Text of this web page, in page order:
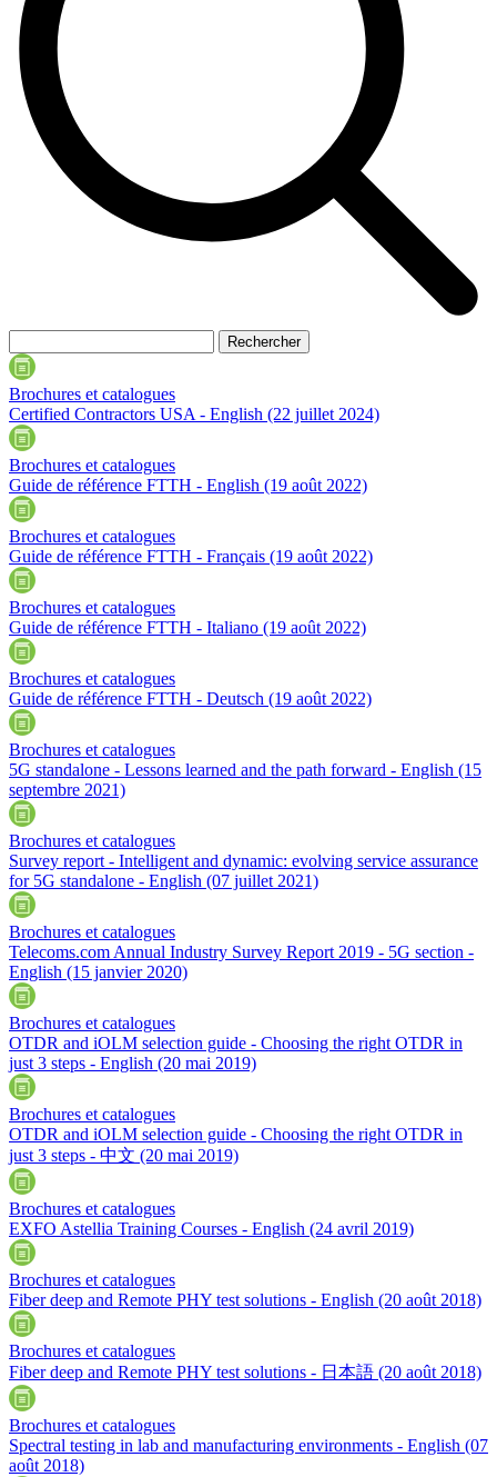
Brochures et catalogues
Certified Contractors USA - English (22 juillet 2024)
Brochures et catalogues
Guide de référence FTTH - English (19 août 2022)
Brochures et catalogues
Guide de référence FTTH - Français (19 août 2022)
Brochures et catalogues
Guide de référence FTTH - Italiano (19 août 2022)
Brochures et catalogues
Guide de référence FTTH - Deutsch (19 août 2022)
Brochures et catalogues
5G standalone - Lessons learned and the path forward - English (15
septembre 2021)
Brochures et catalogues
Survey report - Intelligent and dynamic: evolving service assurance
for 5G standalone - English (07 juillet 2021)
Brochures et catalogues
Telecoms.com Annual Industry Survey Report 2019 - 5G section -
English (15 janvier 2020)
Brochures et catalogues
OTDR and iOLM selection guide - Choosing the right OTDR in
just 3 steps - English (20 mai 2019)
Brochures et catalogues
OTDR and iOLM selection guide - Choosing the right OTDR in
just 3 steps - 中文 (20 mai 2019)
Brochures et catalogues
EXFO Astellia Training Courses - English (24 avril 2019)
Brochures et catalogues
Fiber deep and Remote PHY test solutions - English (20 août 2018)
Brochures et catalogues
Fiber deep and Remote PHY test solutions - 日本語 (20 août 2018)
Brochures et catalogues
Spectral testing in lab and manufacturing environments - English (07
août 2018)